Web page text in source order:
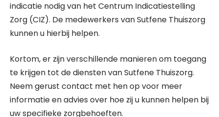
indicatie nodig van het Centrum Indicatiestelling
Zorg (CIZ). De medewerkers van Sutfene Thuiszorg
kunnen u hierbij helpen.
Kortom, er zijn verschillende manieren om toegang
te krijgen tot de diensten van Sutfene Thuiszorg.
Neem gerust contact met hen op voor meer
informatie en advies over hoe zij u kunnen helpen bij
uw specifieke zorgbehoeften.